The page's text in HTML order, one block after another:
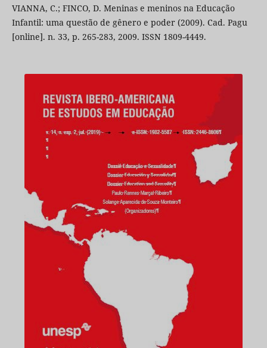
VIANNA, C.; FINCO, D. Meninas e meninos na Educação
Infantil: uma questão de gênero e poder (2009). Cad. Pagu
[online]. n. 33, p. 265-283, 2009. ISSN 1809-4449.